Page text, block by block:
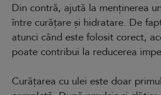
Din contră, ajută la menținerea
între curățare și hidratare. De
atunci când este folosit corect,
poate contribui la reducerea
Curățarea cu ulei este doar